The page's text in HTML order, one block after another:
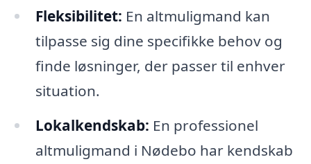
Fleksibilitet: En altmuligmand kan
tilpasse sig dine specifikke behov og
finde løsninger, der passer til enhver
situation.
Lokalkendskab: En professionel
altmuligmand i Nødebo har kendskab